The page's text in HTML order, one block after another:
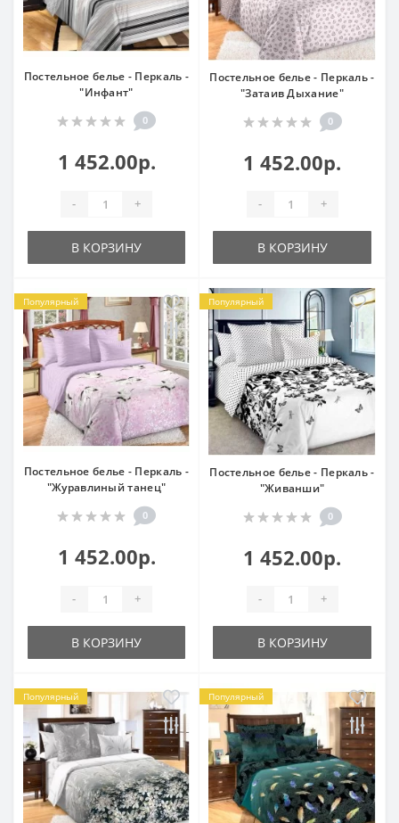
Постельное белье - Перкаль -
"Инфант"
0
1 452.00р.
- +
В КОРЗИНУ
Постельное белье - Перкаль -
"Затаив Дыхание"
0
1 452.00р.
- +
В КОРЗИНУ
Популярный
Постельное белье - Перкаль -
"Журавлиный танец"
0
1 452.00р.
- +
В КОРЗИНУ
Популярный
Постельное белье - Перкаль -
"Живанши"
0
1 452.00р.
- +
В КОРЗИНУ
Популярный Популярный